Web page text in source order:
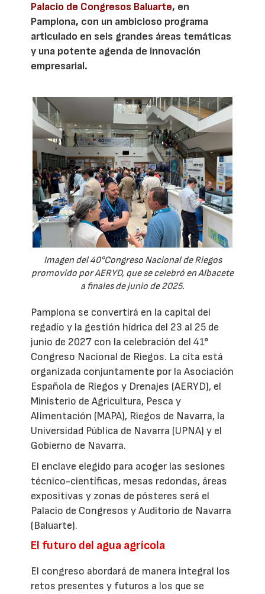
Palacio de Congresos Baluarte, en
Pamplona, con un ambicioso programa
articulado en seis grandes áreas temáticas
y una potente agenda de innovación
empresarial.
Imagen del 40°Congreso Nacional de Riegos
promovido por AERYD, que se celebró en Albacete
a finales de junio de 2025.
Pamplona se convertirá en la capital del
regadío y la gestión hídrica del 23 al 25 de
junio de 2027 con la celebración del 41°
Congreso Nacional de Riegos. La cita está
organizada conjuntamente por la Asociación
Española de Riegos y Drenajes (AERYD), el
Ministerio de Agricultura, Pesca y
Alimentación (MAPA), Riegos de Navarra, la
Universidad Pública de Navarra (UPNA) y el
Gobierno de Navarra.
El enclave elegido para acoger las sesiones
técnico-científicas, mesas redondas, áreas
expositivas y zonas de pósteres será el
Palacio de Congresos y Auditorio de Navarra
(Baluarte).
El futuro del agua agrícola
El congreso abordará de manera integral los
retos presentes y futuros a los que se